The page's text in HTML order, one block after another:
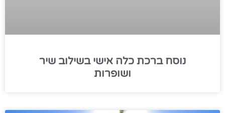
נוסח ברכת כלה אישי בשילוב שיר
ושופרות